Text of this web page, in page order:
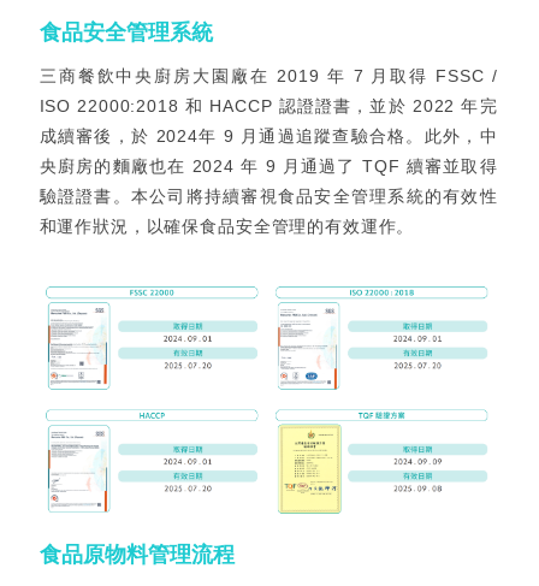
食品安全管理系統
三商餐飲中央廚房大園廠在 2019 年 7 月取得 FSSC /
ISO 22000:2018 和 HACCP 認證證書，並於 2022 年完
成續審後，於 2024年 9 月通過追蹤查驗合格。此外，中
央廚房的麵廠也在 2024 年 9 月通過了 TQF 續審並取得
驗證證書。本公司將持續審視食品安全管理系統的有效性
和運作狀況，以確保食品安全管理的有效運作。
食品原物料管理流程